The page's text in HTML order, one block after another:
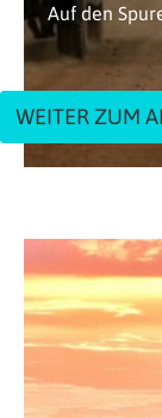
Auf den
WEITER ZUM